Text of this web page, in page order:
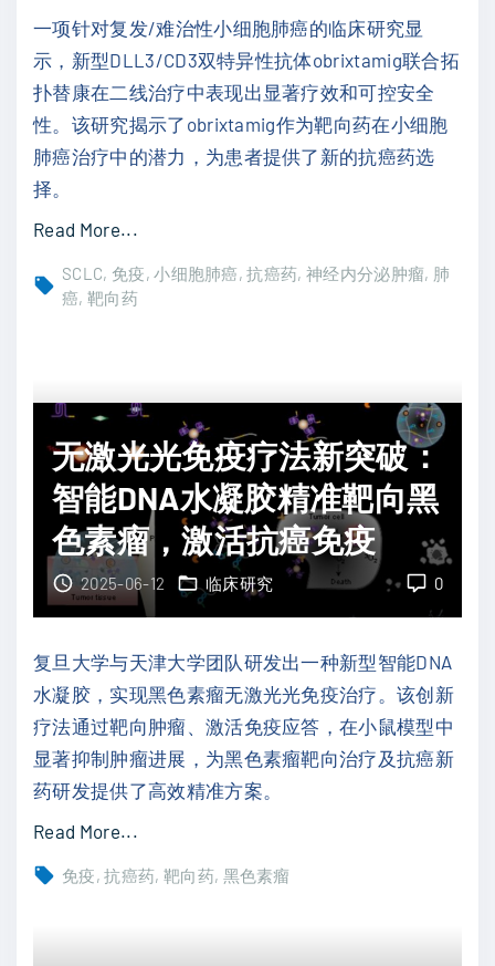
"
除
小
细
胞
癌
患
者
新
突
破
"
一项针对复发/难治性小细胞肺癌的临床研究显
示，新型DLL3/CD3双特异性抗体obrixtamig联合拓
扑替康在二线治疗中表现出显著疗效和可控安全
性。该研究揭示了obrixtamig作为靶向药在小细胞
肺癌治疗中的潜力，为患者提供了新的抗癌药选
择。
Read More..."
o
b
t
a
m
i
g
联
合
扑
替
康
：
小
细
胞
SCLC 免疫 小细胞肺癌 抗癌药 神经内分泌肿瘤 肺
癌 靶向药
无激光光免疫疗法新突破：
智能DNA水凝胶精准靶向黑
色素瘤，激活抗癌免疫
0
2025-06-12 临床研究
复旦大学与天津大学团队研发出一种新型智能DNA
水凝胶，实现黑色素瘤无激光光免疫治疗。该创新
疗法通过靶向肿瘤、激活免疫应答，在小鼠模型中
显著抑制肿瘤进展，为黑色素瘤靶向治疗及抗癌新
药研发提供了高效精准方案。
Read More..."
无
免疫 抗癌药 靶向药 黑色素瘤